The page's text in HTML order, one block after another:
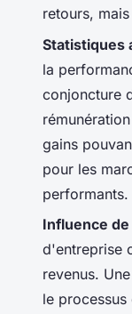
retours,
Statistiques
la
conjoncture
gains
pour les
performants.
Influence
d'entreprise
revenus.
le processus